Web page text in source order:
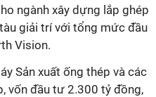
ngành xây dựng lắp ghép
giải trí với tổng mức đầu
Vision.
Sản xuất ống thép và các
vốn đầu tư 2.300 tỷ đồng,